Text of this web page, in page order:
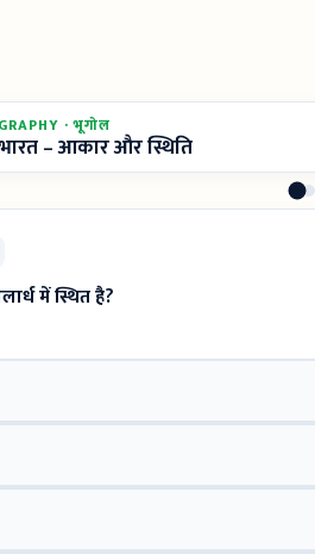
· भूगोल
– आकार और स्थिति
में स्थित है?